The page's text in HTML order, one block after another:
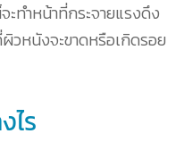
ทำหน้าที่กระจายแรงดึง
วหนังจะขาดหรือเกิดรอย
ไร